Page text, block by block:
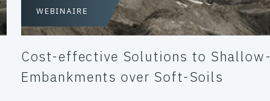
WEBINAIRE
Cost-effective Solutions to Shallow-
Embankments over Soft-Soils